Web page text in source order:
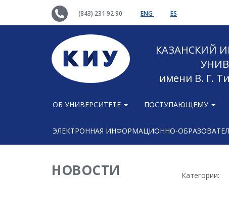
(843) 231 92 90 ENG ES
КАЗАНСКИЙ
имени В. Г.
ОБ УНИВЕРСИТЕТЕ ПОСТУПАЮЩЕМУ
ЭЛЕКТРОННАЯ ИНФОРМАЦИОННО-
НОВОСТИ Категории: